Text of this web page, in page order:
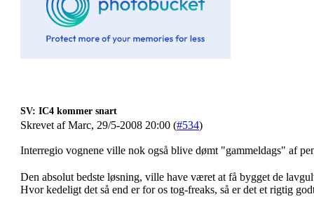
SV: IC4 kommer snart
Skrevet af Marc, 29/5-2008 20:00 (#534)
Interregio vognene ville nok også blive dømt "gammeldags" af
Den absolut bedste løsning, ville have været at få bygget de
Hvor kedeligt det så end er for os tog-freaks, så er det et rigtig